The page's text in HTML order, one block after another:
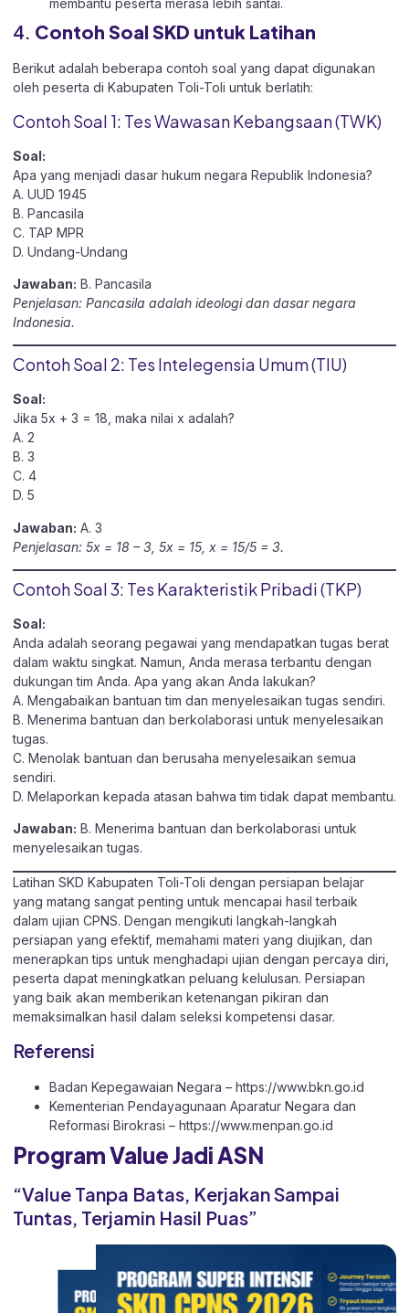
membantu peserta merasa lebih santai.
4. Contoh Soal SKD untuk Latihan
Berikut adalah beberapa contoh soal yang dapat digunakan
oleh peserta di Kabupaten Toli-Toli untuk berlatih:
Contoh Soal 1: Tes Wawasan Kebangsaan (TWK)
Soal:
Apa yang menjadi dasar hukum negara Republik Indonesia?
A. UUD 1945
B. Pancasila
C. TAP MPR
D. Undang-Undang
Jawaban: B. Pancasila
Penjelasan: Pancasila adalah ideologi dan dasar negara
Indonesia.
Contoh Soal 2: Tes Intelegensia Umum (TIU)
Soal:
Jika 5x + 3 = 18, maka nilai x adalah?
A. 2
B. 3
C. 4
D. 5
Jawaban: A. 3
Penjelasan: 5x = 18 – 3, 5x = 15, x = 15/5 = 3.
Contoh Soal 3: Tes Karakteristik Pribadi (TKP)
Soal:
Anda adalah seorang pegawai yang mendapatkan tugas berat
dalam waktu singkat. Namun, Anda merasa terbantu dengan
dukungan tim Anda. Apa yang akan Anda lakukan?
A. Mengabaikan bantuan tim dan menyelesaikan tugas sendiri.
B. Menerima bantuan dan berkolaborasi untuk menyelesaikan
tugas.
C. Menolak bantuan dan berusaha menyelesaikan semua
sendiri.
D. Melaporkan kepada atasan bahwa tim tidak dapat membantu.
Jawaban: B. Menerima bantuan dan berkolaborasi untuk
menyelesaikan tugas.
Latihan SKD Kabupaten Toli-Toli dengan persiapan belajar
yang matang sangat penting untuk mencapai hasil terbaik
dalam ujian CPNS. Dengan mengikuti langkah-langkah
persiapan yang efektif, memahami materi yang diujikan, dan
menerapkan tips untuk menghadapi ujian dengan percaya diri,
peserta dapat meningkatkan peluang kelulusan. Persiapan
yang baik akan memberikan ketenangan pikiran dan
memaksimalkan hasil dalam seleksi kompetensi dasar.
Referensi
Badan Kepegawaian Negara – https://www.bkn.go.id
Kementerian Pendayagunaan Aparatur Negara dan
Reformasi Birokrasi – https://www.menpan.go.id
Program Value Jadi ASN
“Value Tanpa Batas, Kerjakan Sampai
Tuntas, Terjamin Hasil Puas”